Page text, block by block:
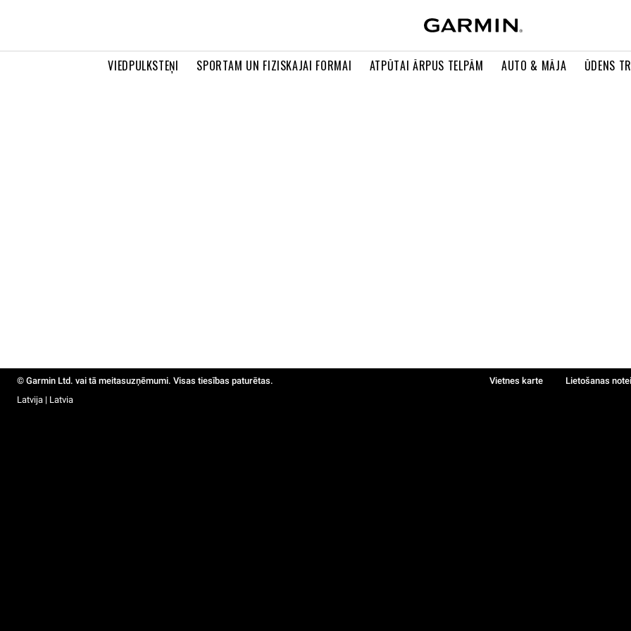
VIEDPULKSTEŅI SPORTAM UN FIZISKAJAI FORMAI ATPŪTAI ĀRPUS TELPĀM AUTO & MĀJA ŪDENS
© Garmin Ltd. vai tā meitasuzņēmumi. Visas tiesības paturētas. Vietnes karte Lietošanas
Latvija | Latvia